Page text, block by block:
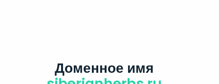
Доменное имя